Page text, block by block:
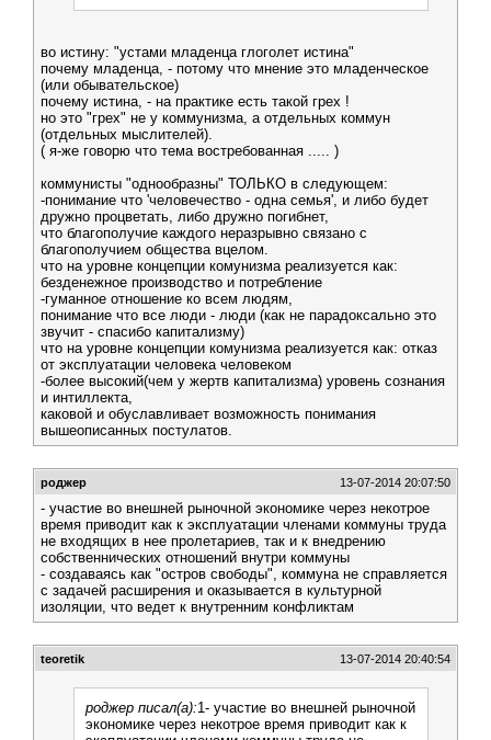
во истину: "устами младенца глоголет истина"
почему младенца, - потому что мнение это младенческое
(или обывательское)
почему истина, - на практике есть такой грех !
но это "грех" не у коммунизма, а отдельных коммун
(отдельных мыслителей).
( я-же говорю что тема востребованная ..... )
коммунисты "однообразны" ТОЛЬКО в следующем:
-понимание что 'человечество - одна семья', и либо будет
дружно процветать, либо дружно погибнет,
что благополучие каждого неразрывно связано с
благополучием общества вцелом.
что на уровне концепции комунизма реализуется как:
безденежное производство и потребление
-гуманное отношение ко всем людям,
понимание что все люди - люди (как не парадоксально это
звучит - спасибо капитализму)
что на уровне концепции комунизма реализуется как: отказ
от эксплуатации человека человеком
-более высокий(чем у жертв капитализма) уровень сознания
и интиллекта,
каковой и обуславливает возможность понимания
вышеописанных постулатов.
роджер 13-07-2014 20:07:50
- участие во внешней рыночной экономике через некотрое
время приводит как к эксплуатации членами коммуны труда
не входящих в нее пролетариев, так и к внедрению
собственнических отношений внутри коммуны
- создаваясь как "остров свободы", коммуна не справляется
с задачей расширения и оказывается в культурной
изоляции, что ведет к внутренним конфликтам
teoretik 13-07-2014 20:40:54
роджер писал(а):1- участие во внешней рыночной
экономике через некотрое время приводит как к